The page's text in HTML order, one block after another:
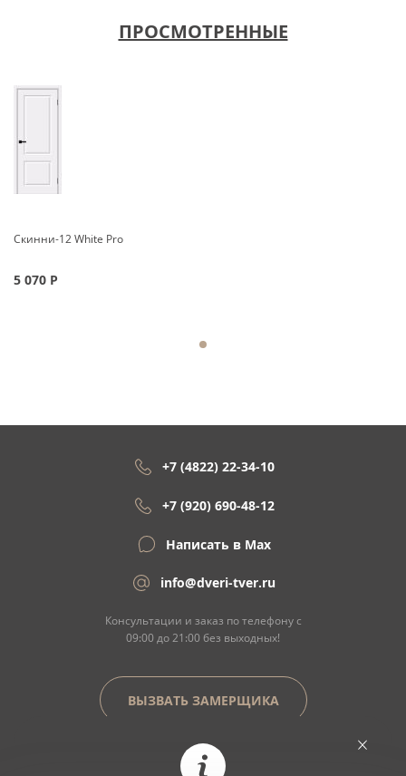
ПРОСМОТРЕННЫЕ
Скинни-12 White Pro
5 070 Р
+7 (4822) 22-34-10
+7 (920) 690-48-12
Написать в Max
info@dveri-tver.ru
Консультации и заказ по телефону с
09:00 до 21:00 без выходных!
ВЫЗВАТЬ ЗАМЕРЩИКА